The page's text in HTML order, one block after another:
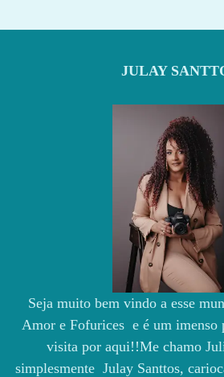
JULAY
Seja muito bem vindo a esse
Amor e Fofurices e é um imenso
visita por aqui!!Me chamo
simplesmente Julay Santtos,